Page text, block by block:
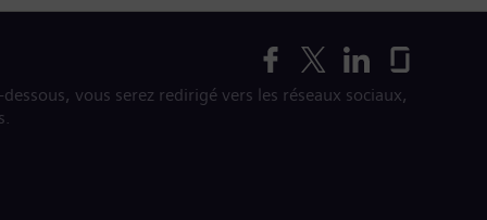
vous serez redirigé vers les réseaux sociaux,